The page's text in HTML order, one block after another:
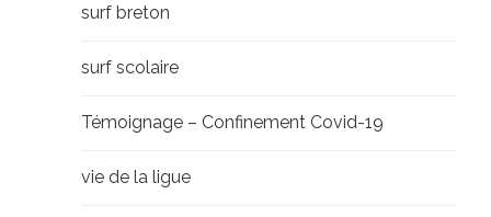
surf breton
surf scolaire
Témoignage – Confinement Covid-19
vie de la ligue